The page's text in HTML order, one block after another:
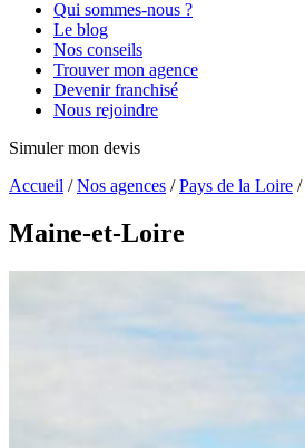
Qui sommes-nous ?
Le blog
Nos conseils
Trouver mon agence
Devenir franchisé
Nous rejoindre
Simuler mon devis
Accueil /Nos agences /Pays de la Loire /
Maine-et-Loire